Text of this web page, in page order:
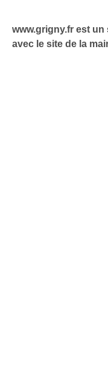
www.grigny.fr est
avec le site de la